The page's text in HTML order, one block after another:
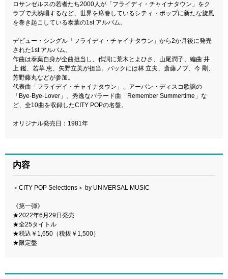
ロサンゼルスの若者たち2000人が「フライディ・チャイナタウン」をク
ラブで大熱唱するなど、世界を席巻しているシティ・ポップに新たな旋風
を巻き起こしている泰葉の1st アルバム。
デビュー・シングル「フライディ・チャイナタウン」から2か月後に発売
された1st アルバム。
作曲は泰葉自身が全曲担当し、作詞に荒木とよひさ、山尾潤子、編曲:井
上 鑑、若草 恵、矢野立美が担当。バックには林 立夫、斎藤ノブ、今 剛、
芳野藤丸などが参加。
代表曲「フライデイ・チャイナタウン」、アーバン・ディスコ歌謡の
「Bye-Bye-Lover」、秀逸なバラード曲「Remember Summertime」な
ど、全10曲を収録したCITY POPの名盤。
オリジナル発売日：1981年
内容
＜CITY POP Selections＞ by UNIVERSAL MUSIC
《第一弾》
★2022年6月29日発売
★全25タイトル
★税込￥1,650（税抜￥1,500）
★限定盤